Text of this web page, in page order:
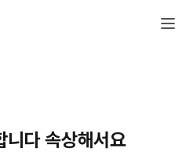
니다 속상해서요